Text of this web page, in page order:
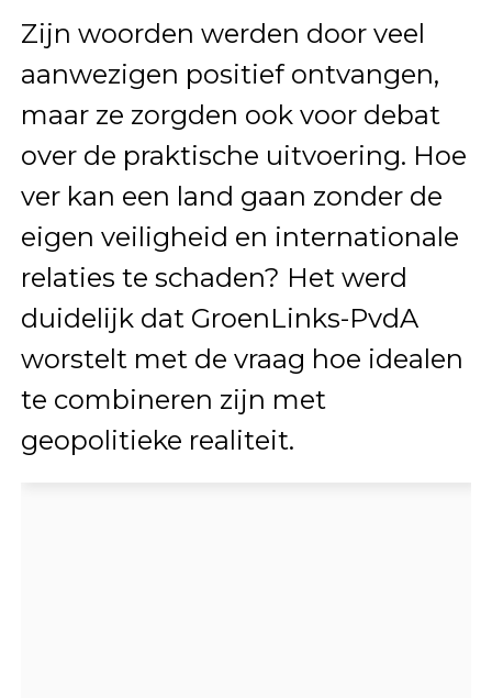
Zijn woorden werden door veel
aanwezigen positief ontvangen,
maar ze zorgden ook voor debat
over de praktische uitvoering. Hoe
ver kan een land gaan zonder de
eigen veiligheid en internationale
relaties te schaden? Het werd
duidelijk dat GroenLinks-PvdA
worstelt met de vraag hoe idealen
te combineren zijn met
geopolitieke realiteit.